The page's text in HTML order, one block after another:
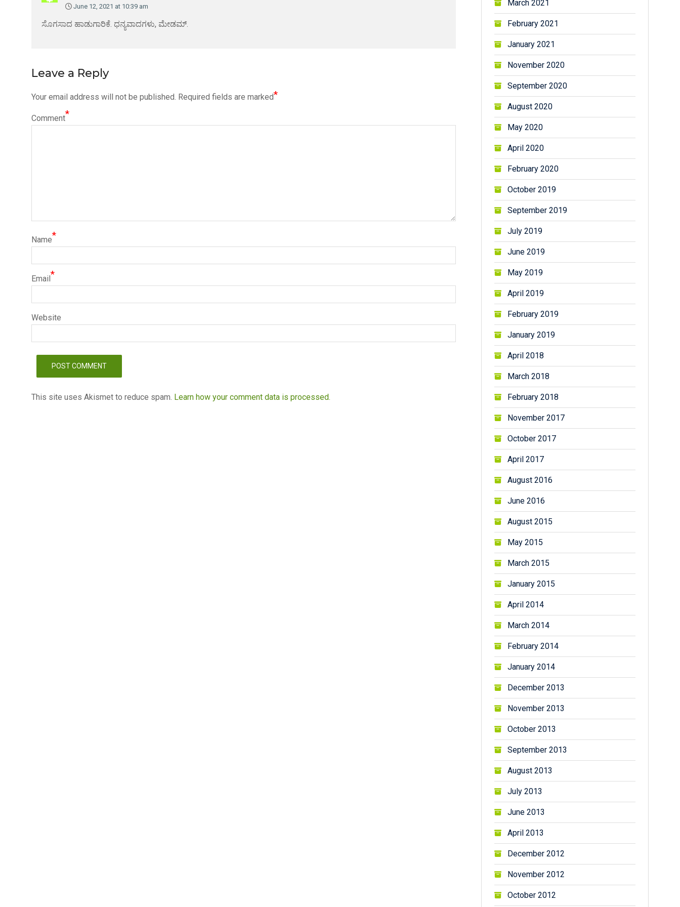
June 12, 2021 at 10:39 am
ಸೊಗಸಾದ ಹಾಡುಗಾರಿಕೆ. ಧನ್ಯವಾದಗಳು, ಮೇಡಮ್.
Leave a Reply
Your email address will not be published. Required fields are marked*
Comment*
Name*
Email*
Website
This site uses Akismet to reduce spam. Learn how your comment data is processed.
March 2021
February 2021
January 2021
November 2020
September 2020
August 2020
May 2020
April 2020
February 2020
October 2019
September 2019
July 2019
June 2019
May 2019
April 2019
February 2019
January 2019
April 2018
March 2018
February 2018
November 2017
October 2017
April 2017
August 2016
June 2016
August 2015
May 2015
March 2015
January 2015
April 2014
March 2014
February 2014
January 2014
December 2013
November 2013
October 2013
September 2013
August 2013
July 2013
June 2013
April 2013
December 2012
November 2012
October 2012